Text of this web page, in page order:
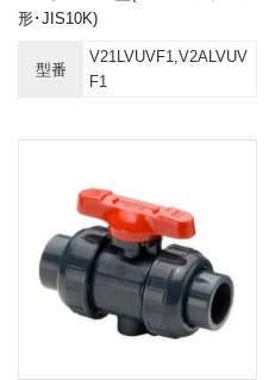
形･JIS10K)
型番
V21LVUVF1,V2ALVUV
F1